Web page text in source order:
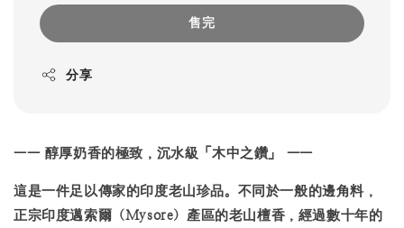
售完
分享
—— 醇厚奶香的極致，沉水級「木中之鑽」 ——
這是一件足以傳家的印度老山珍品。不同於一般的邊角料，
正宗印度邁索爾（Mysore）產區的老山檀香，經過數十年的